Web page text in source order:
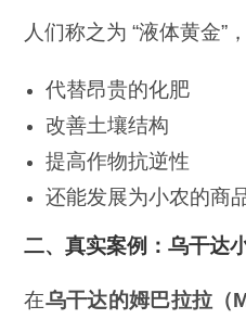
人们称之为 “液体黄金”
代替昂贵的化肥
改善土壤结构
提高作物抗逆性
还能发展为小农的商
二、真实案例：乌干达
在乌干达的姆巴拉拉（